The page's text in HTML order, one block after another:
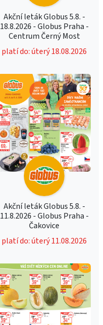
Akční leták Globus 5.8. -
18.8.2026 - Globus Praha -
Centrum Černý Most
platí do: úterý 18.08.2026
Akční leták Globus 5.8. -
11.8.2026 - Globus Praha -
Čakovice
platí do: úterý 11.08.2026